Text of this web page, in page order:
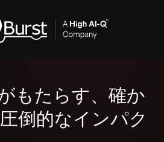
もたらす、確か
倒的なインパク